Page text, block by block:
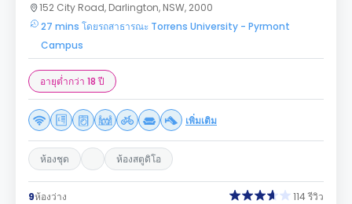
152 City Road, Darlington, NSW, 2000
27 mins โดยรถสาธารณะ Torrens University - Pyrmont
Campus
อายุต่ำกว่า 18 ปี
เพิ่มเติม
ห้องชุด ห้องสตูดิโอ
9ห้องว่าง 114 รีวิว